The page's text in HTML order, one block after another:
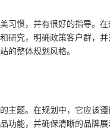
习惯，并有很好的指导。在
研究，明确政策客户群，
的整体规划风格。
主题。在规划中，它应该
功能，并确保清晰的品牌展